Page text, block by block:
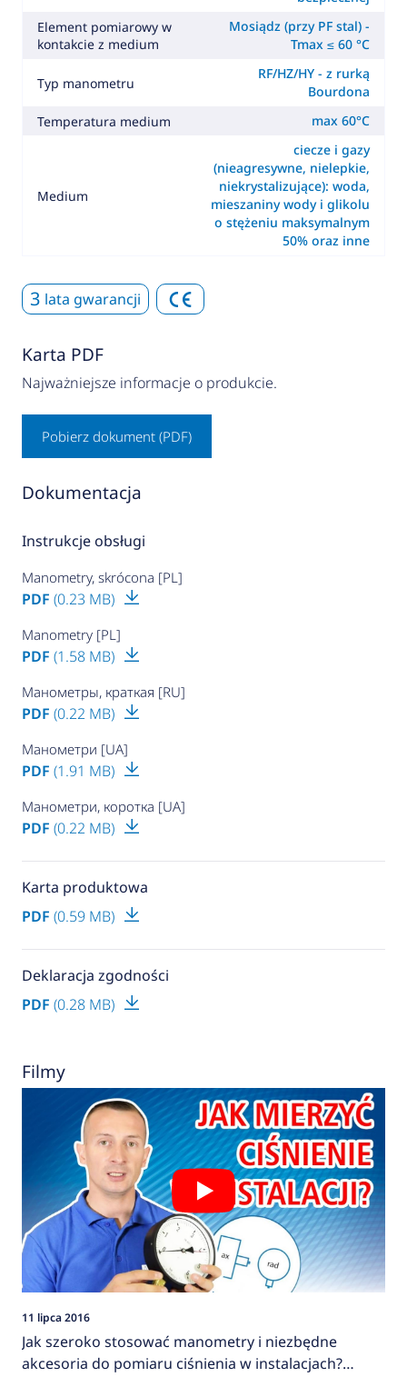
Element pomiarowy w
kontakcie z medium
Mosiądz (przy PF stal) -
Tmax ≤ 60 °C
Typ manometru
RF/HZ/HY - z rurką
Bourdona
Temperatura medium
max 60°C
Medium
ciecze i gazy
(nieagresywne, nielepkie,
niekrystalizujące): woda,
mieszaniny wody i glikolu
o stężeniu maksymalnym
50% oraz inne
3 lata gwarancji
Karta PDF
Najważniejsze informacje o produkcie.
Pobierz dokument (PDF)
Dokumentacja
Instrukcje obsługi
Manometry, skrócona [PL]
PDF (0.23 MB)
Manometry [PL]
PDF (1.58 MB)
Манометры, краткая [RU]
PDF (0.22 MB)
Манометри [UA]
PDF (1.91 MB)
Манометри, коротка [UA]
PDF (0.22 MB)
Karta produktowa
PDF (0.59 MB)
Deklaracja zgodności
PDF (0.28 MB)
Filmy
11 lipca 2016
Jak szeroko stosować manometry i niezbędne
akcesoria do pomiaru ciśnienia w instalacjach?